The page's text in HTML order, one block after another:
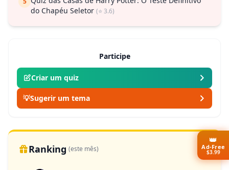
do Chapéu Seletor (⭐ 3.6)
Participe
Criar um quiz
💡Sugerir um tema
Ranking (este mês)
👑
Ad-Free
$3.99